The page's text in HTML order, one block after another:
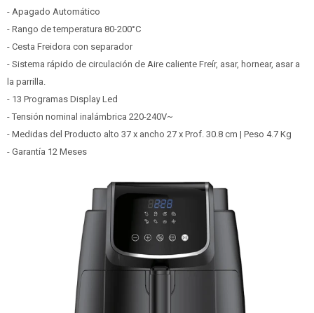
- Apagado Automático
- Rango de temperatura 80-200°C
- Cesta Freidora con separador
- Sistema rápido de circulación de Aire caliente Freír, asar, hornear, asar a
la parrilla.
- 13 Programas Display Led
- Tensión nominal inalámbrica 220-240V~
- Medidas del Producto alto 37 x ancho 27 x Prof. 30.8 cm | Peso 4.7 Kg
- Garantía 12 Meses